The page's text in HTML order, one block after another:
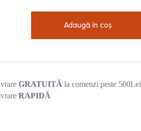
Adaugă în coș
GRATUITĂ la comenzi peste 500Lei
RAPIDĂ